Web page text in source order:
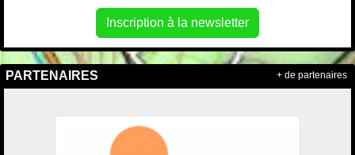
Inscription à la newsletter
PARTENAIRES + de partenaires